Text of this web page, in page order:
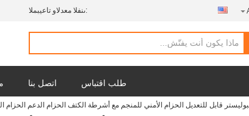
المبيعات والدعم الفنى:
اتصل بنا طلب اقتباس
قابل للتعديل الحزام الأمني للمنجم مع أشرطة الكتف الحزام الدعم الحزام